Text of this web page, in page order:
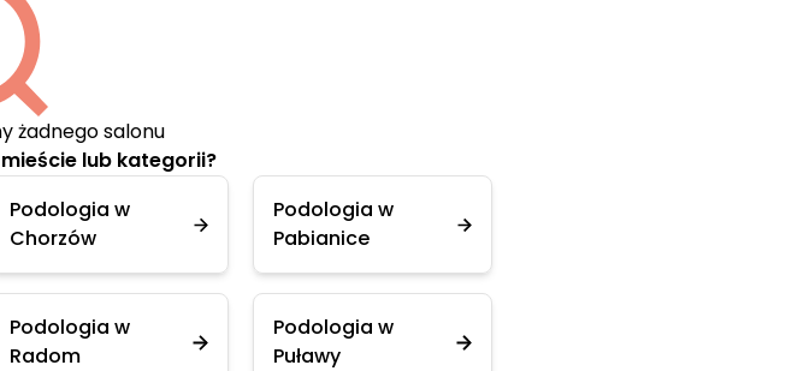
żadnego salonu
lub kategorii?
Podologia w
Chorzów
Podologia w
Pabianice
Podologia w
Radom
Podologia w
Puławy